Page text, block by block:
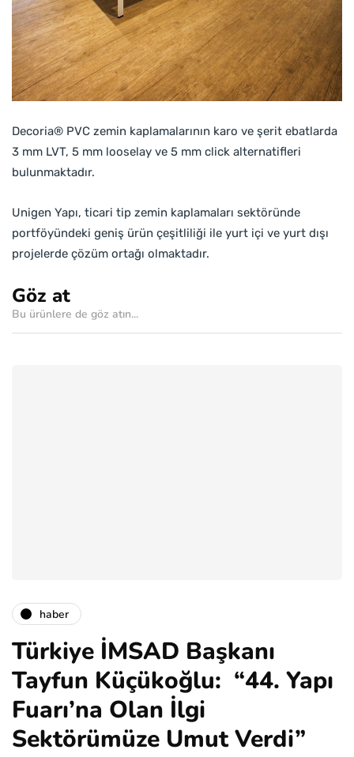
Decoria® PVC zemin kaplamalarının karo ve şerit ebatlarda
3 mm LVT, 5 mm looselay ve 5 mm click alternatifleri
bulunmaktadır.
Unigen Yapı, ticari tip zemin kaplamaları sektöründe
portföyündeki geniş ürün çeşitliliği ile yurt içi ve yurt dışı
projelerde çözüm ortağı olmaktadır.
Göz at
Bu ürünlere de göz atın...
haber
Türkiye İMSAD Başkanı
Tayfun Küçükoğlu: “44. Yapı
Fuarı’na Olan İlgi
Sektörümüze Umut Verdi”